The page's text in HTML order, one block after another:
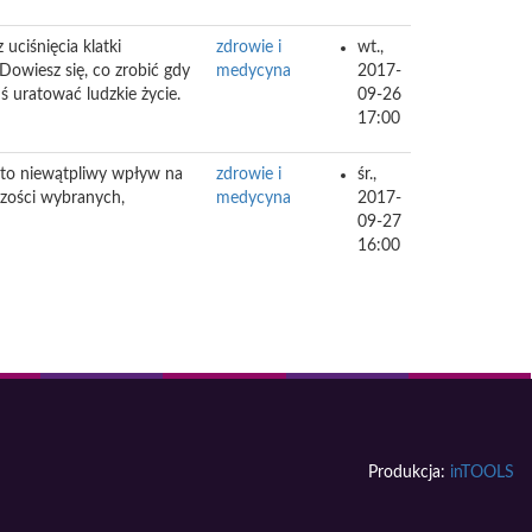
uciśnięcia klatki
się, co zrobić gdy
uratować ludzkie życie.
zdrowie i
medycyna
wt.,
2017-
09-26
17:00
niewątpliwy wpływ na
wybranych,
zdrowie i
medycyna
śr.,
2017-
09-27
16:00
Produkcja: inTOOLS